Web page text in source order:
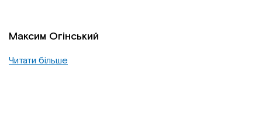
Максим Огінський
Читати більше